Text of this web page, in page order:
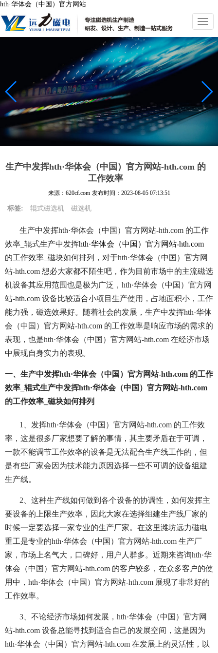
hth·华体会（中国）官方网站
切
换
导
航
生产中发挥hth·华体会（中国）官方网站-hth.com 的
工作效率
来源：620cf.com 发布时间： 2023-08-05 07:13:51
标签: 辊式磁选机 磁选机
生产中发挥hth·华体会（中国）官方网站-hth.com 的工作
效率_辊式生产中发挥hth·华体会（中国）官方网站-hth.com
的工作效率_磁块如何排列，对于hth·华体会（中国）官方网
站-hth.com 想必大家都不陌生吧，作为目前市场中的主流磁选
机设备其应用范围也是极为广泛，hth·华体会（中国）官方网
站-hth.com 设备比较适合小项目生产使用，占地面积小，工作
能力强，磁选效果好。随着社会的发展，生产中发挥hth·华体
会（中国）官方网站-hth.com 的工作效率是响应市场的需求的
表现，也是hth·华体会（中国）官方网站-hth.com 在经济市场
中展现自身实力的表现。
一、生产中发挥hth·华体会（中国）官方网站-hth.com 的工作
效率_辊式生产中发挥hth·华体会（中国）官方网站-hth.com
的工作效率_磁块如何排列
1、发挥hth·华体会（中国）官方网站-hth.com 的工作效
率，这是很多厂家想要了解的事情，其主要矛盾在于可调，
一款不能调节工作效率的设备是无法配合生产线工作的，但
是有些厂家会因为技术能力原因选择一些不可调的设备组建
生产线。
2、这种生产线如何做到各个设备的协调性，如何发挥主
要设备的上限生产效率，因此大家在选择组建生产线厂家的
时候一定要选择一家专业的生产厂家。在这里潍坊远力磁电
重工是专业的hth·华体会（中国）官方网站-hth.com 生产厂
家，市场上名气大，口碑好，用户人群多。近期来咨询hth·华
体会（中国）官方网站-hth.com 的客户较多，在众多客户的使
用中，hth·华体会（中国）官方网站-hth.com 展现了非常好的
工作效率。
3、不论经济市场如何发展，hth·华体会（中国）官方网
站-hth.com 设备总能寻找到适合自己的发展空间，这是因为
hth·华体会（中国）官方网站-hth.com 在发展上的灵活性，以